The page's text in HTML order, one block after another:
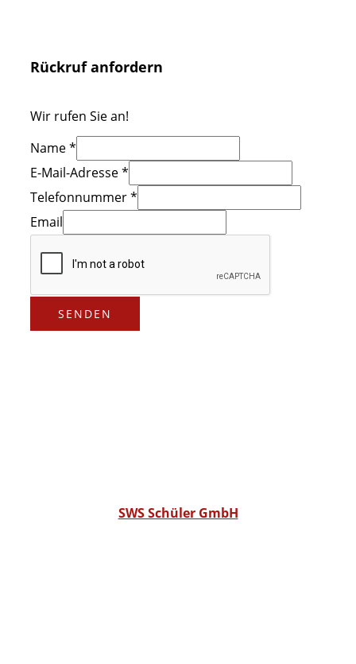
Rückruf anfordern
Wir rufen Sie an!
Name*
E-Mail-Adresse*
Telefonnummer*
Email
SENDEN
SWS Schüler GmbH